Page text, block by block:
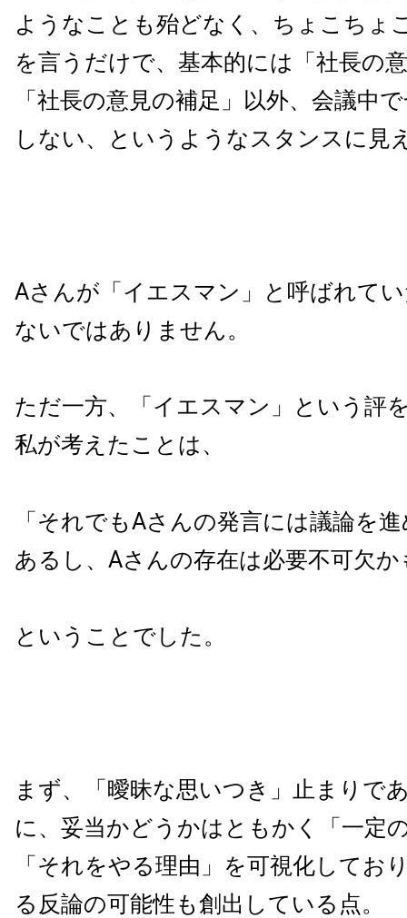
ようなことも殆どなく、ちょこちょ
を言うだけで、基本的には「社長の
「社長の意見の補足」以外、会議中
しない、というようなスタンスに見
Aさんが「イエスマン」と呼ばれて
ないではありません。
ただ一方、「イエスマン」という評
私が考えたことは、
「それでもAさんの発言には議論を
あるし、Aさんの存在は必要不可欠
ということでした。
まず、「曖昧な思いつき」止まりで
に、妥当かどうかはともかく「一定
「それをやる理由」を可視化してお
る反論の可能性も創出している点。